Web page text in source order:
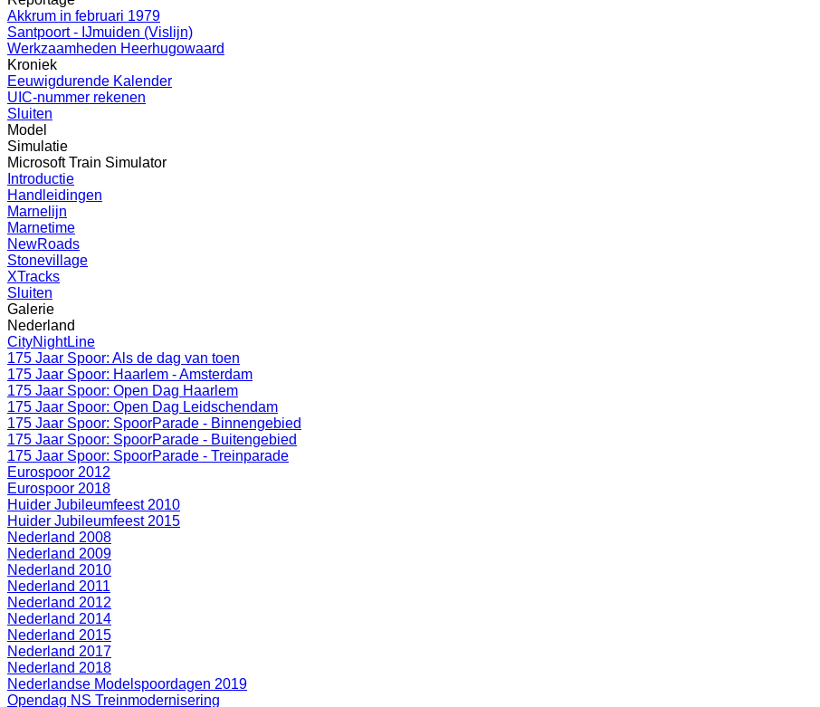
Akkrum in februari 1979
Santpoort - IJmuiden (Vislijn)
Werkzaamheden Heerhugowaard
Kroniek
Eeuwigdurende Kalender
UIC-nummer rekenen
Sluiten
Model
Simulatie
Microsoft Train Simulator
Introductie
Handleidingen
Marnelijn
Marnetime
NewRoads
Stonevillage
XTracks
Sluiten
Galerie
Nederland
CityNightLine
175 Jaar Spoor: Als de dag van toen
175 Jaar Spoor: Haarlem - Amsterdam
175 Jaar Spoor: Open Dag Haarlem
175 Jaar Spoor: Open Dag Leidschendam
175 Jaar Spoor: SpoorParade - Binnengebied
175 Jaar Spoor: SpoorParade - Buitengebied
175 Jaar Spoor: SpoorParade - Treinparade
Eurospoor 2012
Eurospoor 2018
Huider Jubileumfeest 2010
Huider Jubileumfeest 2015
Nederland 2008
Nederland 2009
Nederland 2010
Nederland 2011
Nederland 2012
Nederland 2014
Nederland 2015
Nederland 2017
Nederland 2018
Nederlandse Modelspoordagen 2019
Opendag NS Treinmodernisering